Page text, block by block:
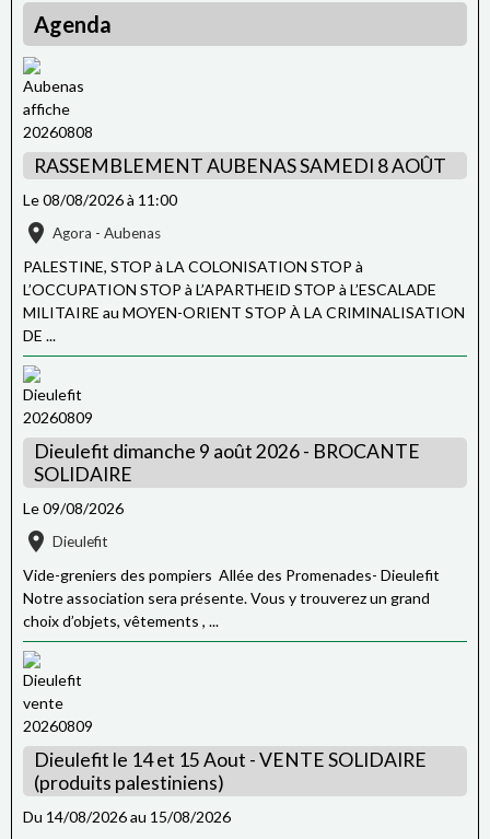
Agenda
RASSEMBLEMENT AUBENAS SAMEDI 8 AOÛT
Le 08/08/2026à 11:00
Agora - Aubenas
PALESTINE, STOP à LA COLONISATION STOP à
L’OCCUPATION STOP à L’APARTHEID STOP à L’ESCALADE
MILITAIRE au MOYEN-ORIENT STOP À LA CRIMINALISATION
DE ...
Dieulefit dimanche 9 août 2026 - BROCANTE
SOLIDAIRE
Le 09/08/2026
Dieulefit
Vide-greniers des pompiers Allée des Promenades- Dieulefit
Notre association sera présente. Vous y trouverez un grand
choix d’objets, vêtements , ...
Dieulefit le 14 et 15 Aout - VENTE SOLIDAIRE
(produits palestiniens)
Du 14/08/2026au 15/08/2026